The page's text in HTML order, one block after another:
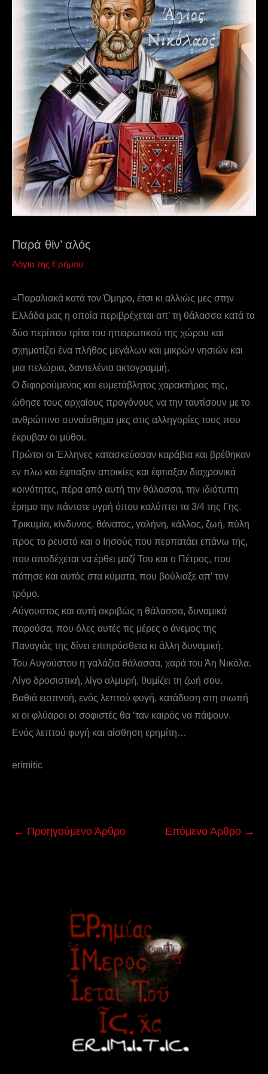
Παρά θίν’ αλός
Λόγια της Ερήμου
=Παραλιακά κατά τον Όμηρο, έτσι κι αλλιώς μες στην
Ελλάδα μας η οποία περιβρέχεται απ’ τη θάλασσα κατά τα
δύο περίπου τρίτα του ηπειρωτικού της χώρου και
σχηματίζει ένα πλήθος μεγάλων και μικρών νησιών και
μια πελώρια, δαντελένια ακτογραμμή.
Ο διφορούμενος και ευμετάβλητος χαρακτήρας της,
ώθησε τους αρχαίους προγόνους να την ταυτίσουν με το
ανθρώπινο συναίσθημα μες στις αλληγορίες τους που
έκρυβαν οι μύθοι.
Πρώτοι οι Έλληνες κατασκεύασαν καράβια και βρέθηκαν
εν πλω και έφτιαξαν αποικίες και έφτιαξαν διαχρονικά
κοινότητες, πέρα από αυτή την θάλασσα, την ιδιότυπη
έρημο την πάντοτε υγρή όπου καλύπτει τα 3/4 της Γης.
Τρικυμία, κίνδυνος, θάνατος, γαλήνη, κάλλος, ζωή, πύλη
προς το ρευστό και ο Ιησούς που περπατάει επάνω της,
που αποδέχεται να έρθει μαζί Του και ο Πέτρος, που
πάτησε και αυτός στα κύματα, που βούλιαξε απ’ τον
τρόμο.
Αύγουστος και αυτή ακριβώς η θάλασσα, δυναμικά
παρούσα, που όλες αυτές τις μέρες ο άνεμος της
Παναγιάς της δίνει επιπρόσθετα κι άλλη δυναμική.
Του Αυγούστου η γαλάζια θάλασσα, χαρά του Άη Νικόλα.
Λίγο δροσιστική, λίγο αλμυρή, θυμίζει τη ζωή σου.
Βαθιά εισπνοή, ενός λεπτού φυγή, κατάδυση στη σιωπή
κι οι φλύαροι οι σοφιστές θα ‘ταν καιρός να πάψουν.
Ενός λεπτού φυγή και αίσθηση ερημίτη…
erimitic
← Προηγούμενο Άρθρο Επόμενο Άρθρο →